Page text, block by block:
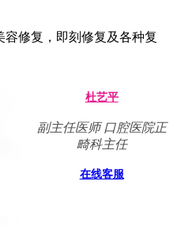
修复，即刻修复及各种复
杜艺平
副主任医师 口腔医院正
畸科主任
在线客服